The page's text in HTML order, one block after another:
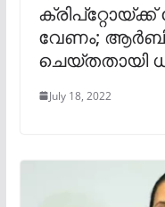
വേണം;
ചെയ്തതായി
July 18, 2022